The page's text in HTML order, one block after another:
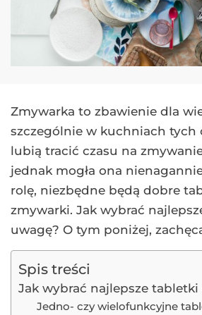
Zmywarka to zbawienie dla
szczególnie w kuchniach tych
lubią tracić czasu na
jednak mogła ona
rolę, niezbędne będą dobre
zmywarki. Jak wybrać
uwagę? O tym poniżej,
Spis treści
Jak wybrać najlepsze
Jedno- czy wielofunkcyjne